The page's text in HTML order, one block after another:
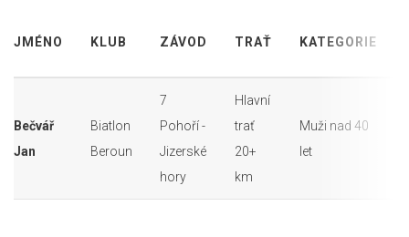
JMÉNO KLUB ZÁVOD TRAŤ KATEGORIE
Bečvář
Jan
Biatlon
Beroun
7
Pohoří -
Jizerské
hory
Hlavní
trať
20+
km
Muži nad 40
let